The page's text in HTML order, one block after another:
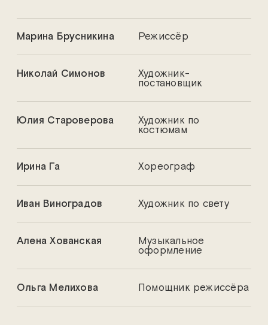
Марина Брусникина Режиссёр
Николай Симонов Художник-
постановщик
Юлия Староверова Художник по
костюмам
Ирина Га Хореограф
Иван Виноградов Художник по свету
Алена Хованская Музыкальное
оформление
Ольга Мелихова Помощник режиссёра